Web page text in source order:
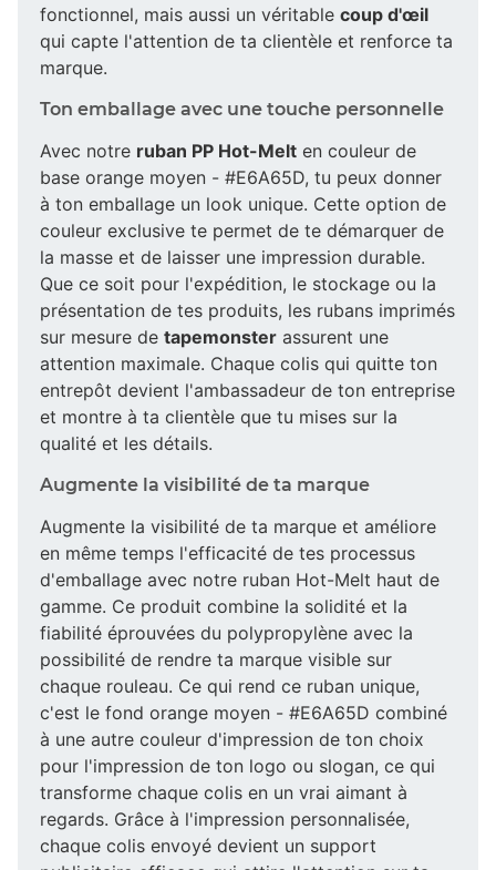
fonctionnel, mais aussi un véritable coup d'œil
qui capte l'attention de ta clientèle et renforce ta
marque.
Ton emballage avec une touche personnelle
Avec notre ruban PP Hot-Melt en couleur de
base orange moyen - #E6A65D, tu peux donner
à ton emballage un look unique. Cette option de
couleur exclusive te permet de te démarquer de
la masse et de laisser une impression durable.
Que ce soit pour l'expédition, le stockage ou la
présentation de tes produits, les rubans imprimés
sur mesure de tapemonster assurent une
attention maximale. Chaque colis qui quitte ton
entrepôt devient l'ambassadeur de ton entreprise
et montre à ta clientèle que tu mises sur la
qualité et les détails.
Augmente la visibilité de ta marque
Augmente la visibilité de ta marque et améliore
en même temps l'efficacité de tes processus
d'emballage avec notre ruban Hot-Melt haut de
gamme. Ce produit combine la solidité et la
fiabilité éprouvées du polypropylène avec la
possibilité de rendre ta marque visible sur
chaque rouleau. Ce qui rend ce ruban unique,
c'est le fond orange moyen - #E6A65D combiné
à une autre couleur d'impression de ton choix
pour l'impression de ton logo ou slogan, ce qui
transforme chaque colis en un vrai aimant à
regards. Grâce à l'impression personnalisée,
chaque colis envoyé devient un support